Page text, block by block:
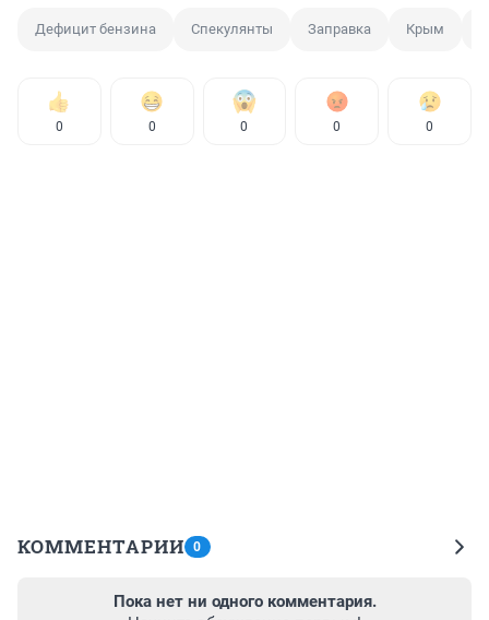
Дефицит бензина Спекулянты Заправка Крым
0 0 0 0 0
КОММЕНТАРИИ 0
Пока нет ни одного комментария.